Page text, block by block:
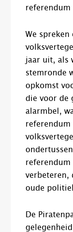
referendum
We
jaar uit, als
stemronde
opkomst
die voor de
alarmbel ,
referendum
referendum
verbeteren,
oude
De